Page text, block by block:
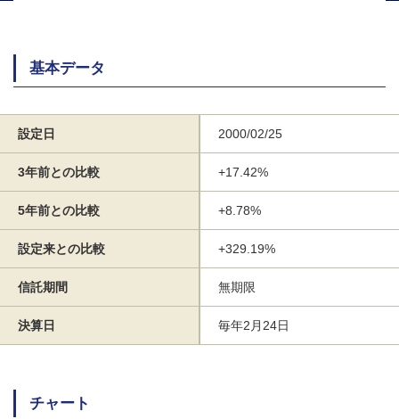
基本データ
設定日 2000/02/25
3年前との比較 +17.42%
5年前との比較 +8.78%
設定来との比較 +329.19%
信託期間 無期限
決算日 毎年2月24日
チャート